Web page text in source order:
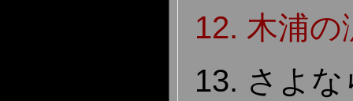
12. 木浦の
13. さよ